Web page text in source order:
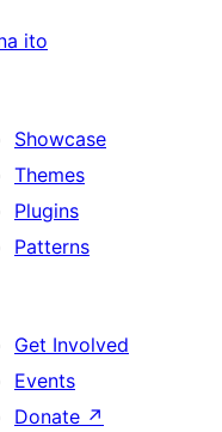
ito
Showcase
Themes
Plugins
Patterns
Get Involved
Events
Donate ↗